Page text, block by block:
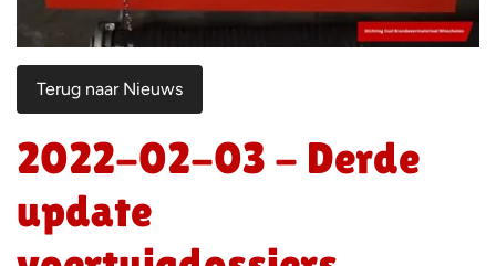
Terug naar Nieuws
2022-02-03 - Derde
update